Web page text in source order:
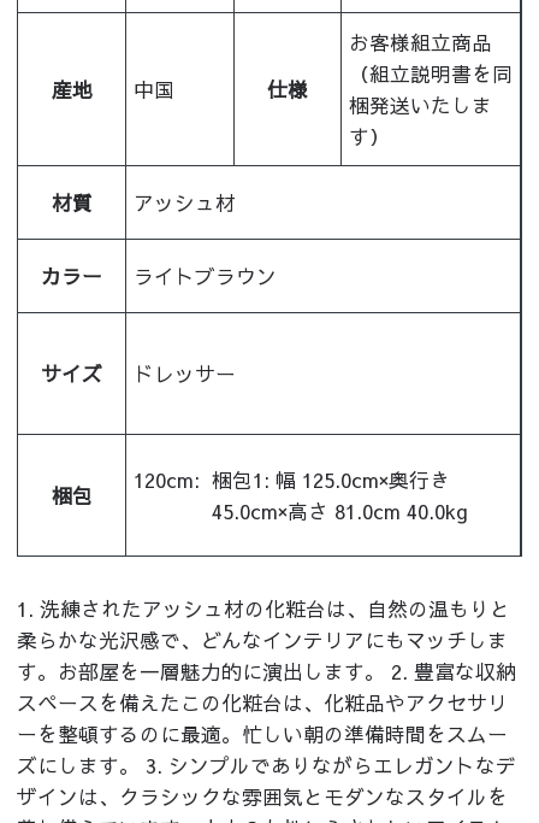
産地 中国 仕様
お客様組立商品
（組立説明書を同
梱発送いたしま
す）
材質 アッシュ材
カラー ライトブラウン
サイズ ドレッサー
梱包
120cm: 梱包1: 幅 125.0cm×奥行き
45.0cm×高さ 81.0cm 40.0kg
1. 洗練されたアッシュ材の化粧台は、自然の温もりと
柔らかな光沢感で、どんなインテリアにもマッチしま
す。お部屋を一層魅力的に演出します。 2. 豊富な収納
スペースを備えたこの化粧台は、化粧品やアクセサリ
ーを整頓するのに最適。忙しい朝の準備時間をスムー
ズにします。 3. シンプルでありながらエレガントなデ
ザインは、クラシックな雰囲気とモダンなスタイルを